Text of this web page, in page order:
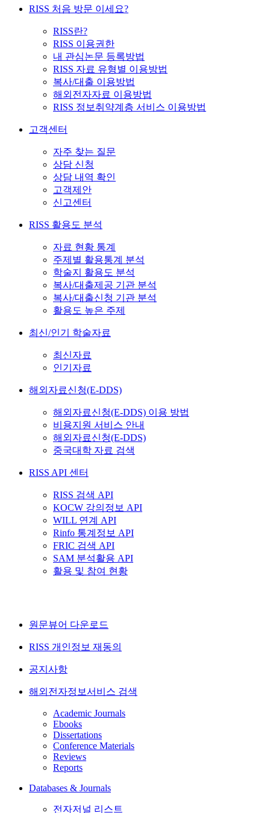
RISS 처음 방문 이세요?
RISS란?
RISS 이용권한
내 관심논문 등록방법
RISS 자료 유형별 이용방법
복사/대출 이용방법
해외전자자료 이용방법
RISS 정보취약계층 서비스 이용방법
고객센터
자주 찾는 질문
상담 신청
상담 내역 확인
고객제안
신고센터
RISS 활용도 분석
자료 현황 통계
주제별 활용통계 분석
학술지 활용도 분석
복사/대출제공 기관 분석
복사/대출신청 기관 분석
활용도 높은 주제
최신/인기 학술자료
최신자료
인기자료
해외자료신청(E-DDS)
해외자료신청(E-DDS) 이용 방법
비용지원 서비스 안내
해외자료신청(E-DDS)
중국대학 자료 검색
RISS API 센터
RISS 검색 API
KOCW 강의정보 API
WILL 연계 API
Rinfo 통계정보 API
FRIC 검색 API
SAM 분석활용 API
활용 및 참여 현황
원문뷰어 다운로드
RISS 개인정보 재동의
공지사항
해외전자정보서비스 검색
Academic Journals
Ebooks
Dissertations
Conference Materials
Reviews
Reports
Databases & Journals
전자저널 리스트